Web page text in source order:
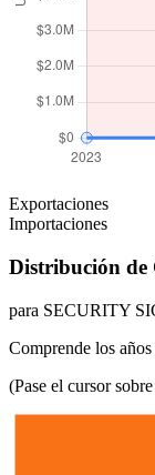
Exportaciones
Importaciones
Distribución de
para SECURITY
Comprende los
(Pase el cursor